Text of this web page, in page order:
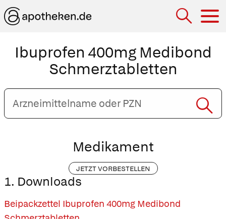
Ibuprofen 400mg Medibond
Schmerztabletten
Arzneimittelname
oder
PZN
Medikament
JETZT VORBESTELLEN
1. Downloads
Beipackzettel Ibuprofen 400mg Medibond